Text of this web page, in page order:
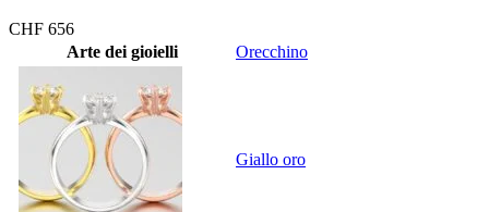
CHF 656
Arte dei gioielli
Orecchino
Giallo oro